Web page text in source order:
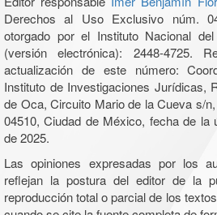
Derechos al Uso Exclusivo núm.
otorgado por el Instituto Nacional
(versión electrónica): 2448-4725.
actualización de este número:
Instituto de Investigaciones Jurídicas,
de Oca, Circuito Mario de la Cueva s/
04510, Ciudad de México, fecha de la
de 2025.
Las opiniones expresadas por los
reflejan la postura del editor de la
reproducción total o parcial de los